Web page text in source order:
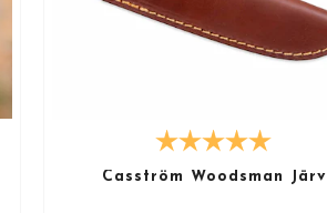
Casström Woodsman Järv